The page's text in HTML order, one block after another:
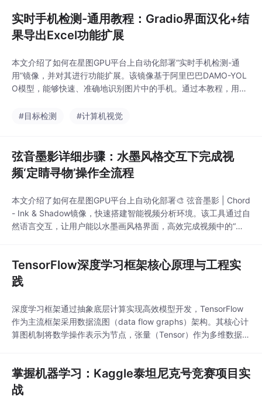
实时手机检测-通用教程：Gradio界面汉化+结
果导出Excel功能扩展
本文介绍了如何在星图GPU平台上自动化部署“实时手机检测-通
用”镜像，并对其进行功能扩展。该镜像基于阿里巴巴DAMO-YOL
O模型，能够快速、准确地识别图片中的手机。通过本教程，用户
能，使其更适用于需要数据记录与分析的实际场景，如产品质量检
#目标检测 #计算机视觉
弦音墨影详细步骤：水墨风格交互下完成视
频‘定睛寻物’操作全流程
本文介绍了如何在星图GPU平台上自动化部署🎨 弦音墨影 | Chord
- Ink & Shadow镜像，快速搭建智能视频分析环境。该工具通过自
然语言交互，让用户能以水墨画风格界面，高效完成视频中的“定
TensorFlow深度学习框架核心原理与工程实
践
深度学习框架通过抽象底层计算实现高效模型开发，TensorFlow
作为主流框架采用数据流图（data flow graphs）架构。其核心计
算图机制将数学操作表示为节点，张量（Tensor）作为多维数据在
快速构建神经网络。工程实践中，TensorFlow 2.x的即时执行模式
掌握机器学习：Kaggle泰坦尼克号竞赛项目实
战